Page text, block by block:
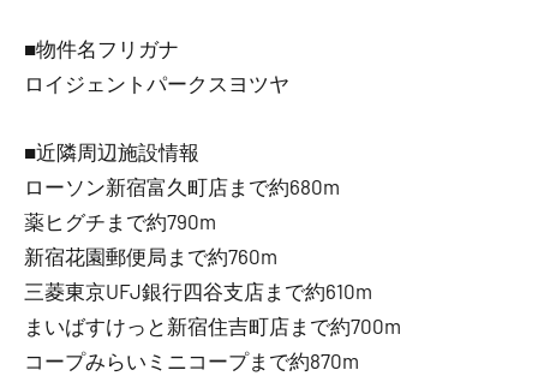
■物件名フリガナ
ロイジェントパークスヨツヤ
■近隣周辺施設情報
ローソン新宿富久町店まで約680m
薬ヒグチまで約790m
新宿花園郵便局まで約760m
三菱東京UFJ銀行四谷支店まで約610m
まいばすけっと新宿住吉町店まで約700m
コープみらいミニコープまで約870m